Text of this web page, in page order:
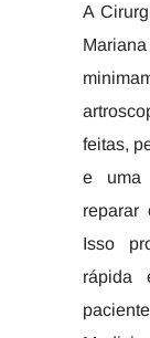
A
feitas,
e uma
reparar
Isso
rápida